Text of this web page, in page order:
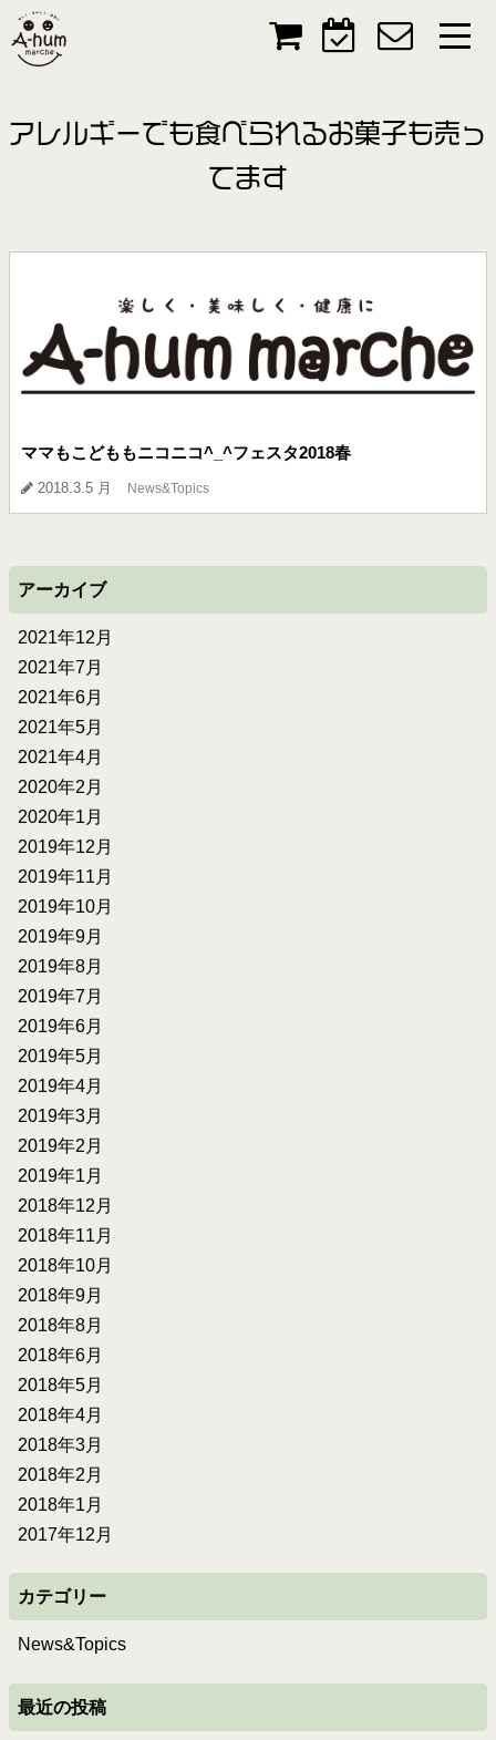
アレルギーでも食べられるお菓子も売っ
てます
ママもこどももニコニコ^_^フェスタ2018春
2018.3.5 月 News&Topics
アーカイブ
2021年12月
2021年7月
2021年6月
2021年5月
2021年4月
2020年2月
2020年1月
2019年12月
2019年11月
2019年10月
2019年9月
2019年8月
2019年7月
2019年6月
2019年5月
2019年4月
2019年3月
2019年2月
2019年1月
2018年12月
2018年11月
2018年10月
2018年9月
2018年8月
2018年6月
2018年5月
2018年4月
2018年3月
2018年2月
2018年1月
2017年12月
カテゴリー
News&Topics
最近の投稿